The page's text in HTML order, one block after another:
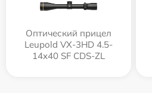
Оптический прицел
Leupold VX-3HD 4.5-
14x40 SF CDS-ZL